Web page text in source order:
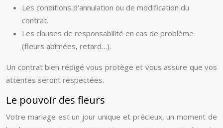
Les conditions d’annulation ou de modification du
contrat.
Les clauses de responsabilité en cas de problème
(fleurs abîmées, retard…).
Un contrat bien rédigé vous protège et vous assure que vos
attentes seront respectées.
Le pouvoir des fleurs
Votre mariage est un jour unique et précieux, un moment de